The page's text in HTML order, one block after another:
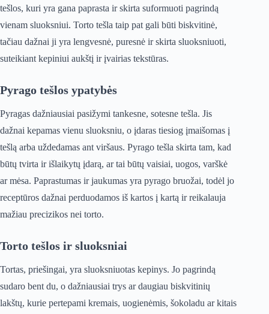
tešlos, kuri yra gana paprasta ir skirta suformuoti pagrindą
vienam sluoksniui. Torto tešla taip pat gali būti biskvitinė,
tačiau dažnai ji yra lengvesnė, puresnė ir skirta sluoksniuoti,
suteikiant kepiniui aukštį ir įvairias tekstūras.
Pyrago tešlos ypatybės
Pyragas dažniausiai pasižymi tankesne, sotesne tešla. Jis
dažnai kepamas vienu sluoksniu, o įdaras tiesiog įmaišomas į
tešlą arba uždedamas ant viršaus. Pyrago tešla skirta tam, kad
būtų tvirta ir išlaikytų įdarą, ar tai būtų vaisiai, uogos, varškė
ar mėsa. Paprastumas ir jaukumas yra pyrago bruožai, todėl jo
receptūros dažnai perduodamos iš kartos į kartą ir reikalauja
mažiau precizikos nei torto.
Torto tešlos ir sluoksniai
Tortas, priešingai, yra sluoksniuotas kepinys. Jo pagrindą
sudaro bent du, o dažniausiai trys ar daugiau biskvitinių
lakštų, kurie pertepami kremais, uogienėmis, šokoladu ar kitais